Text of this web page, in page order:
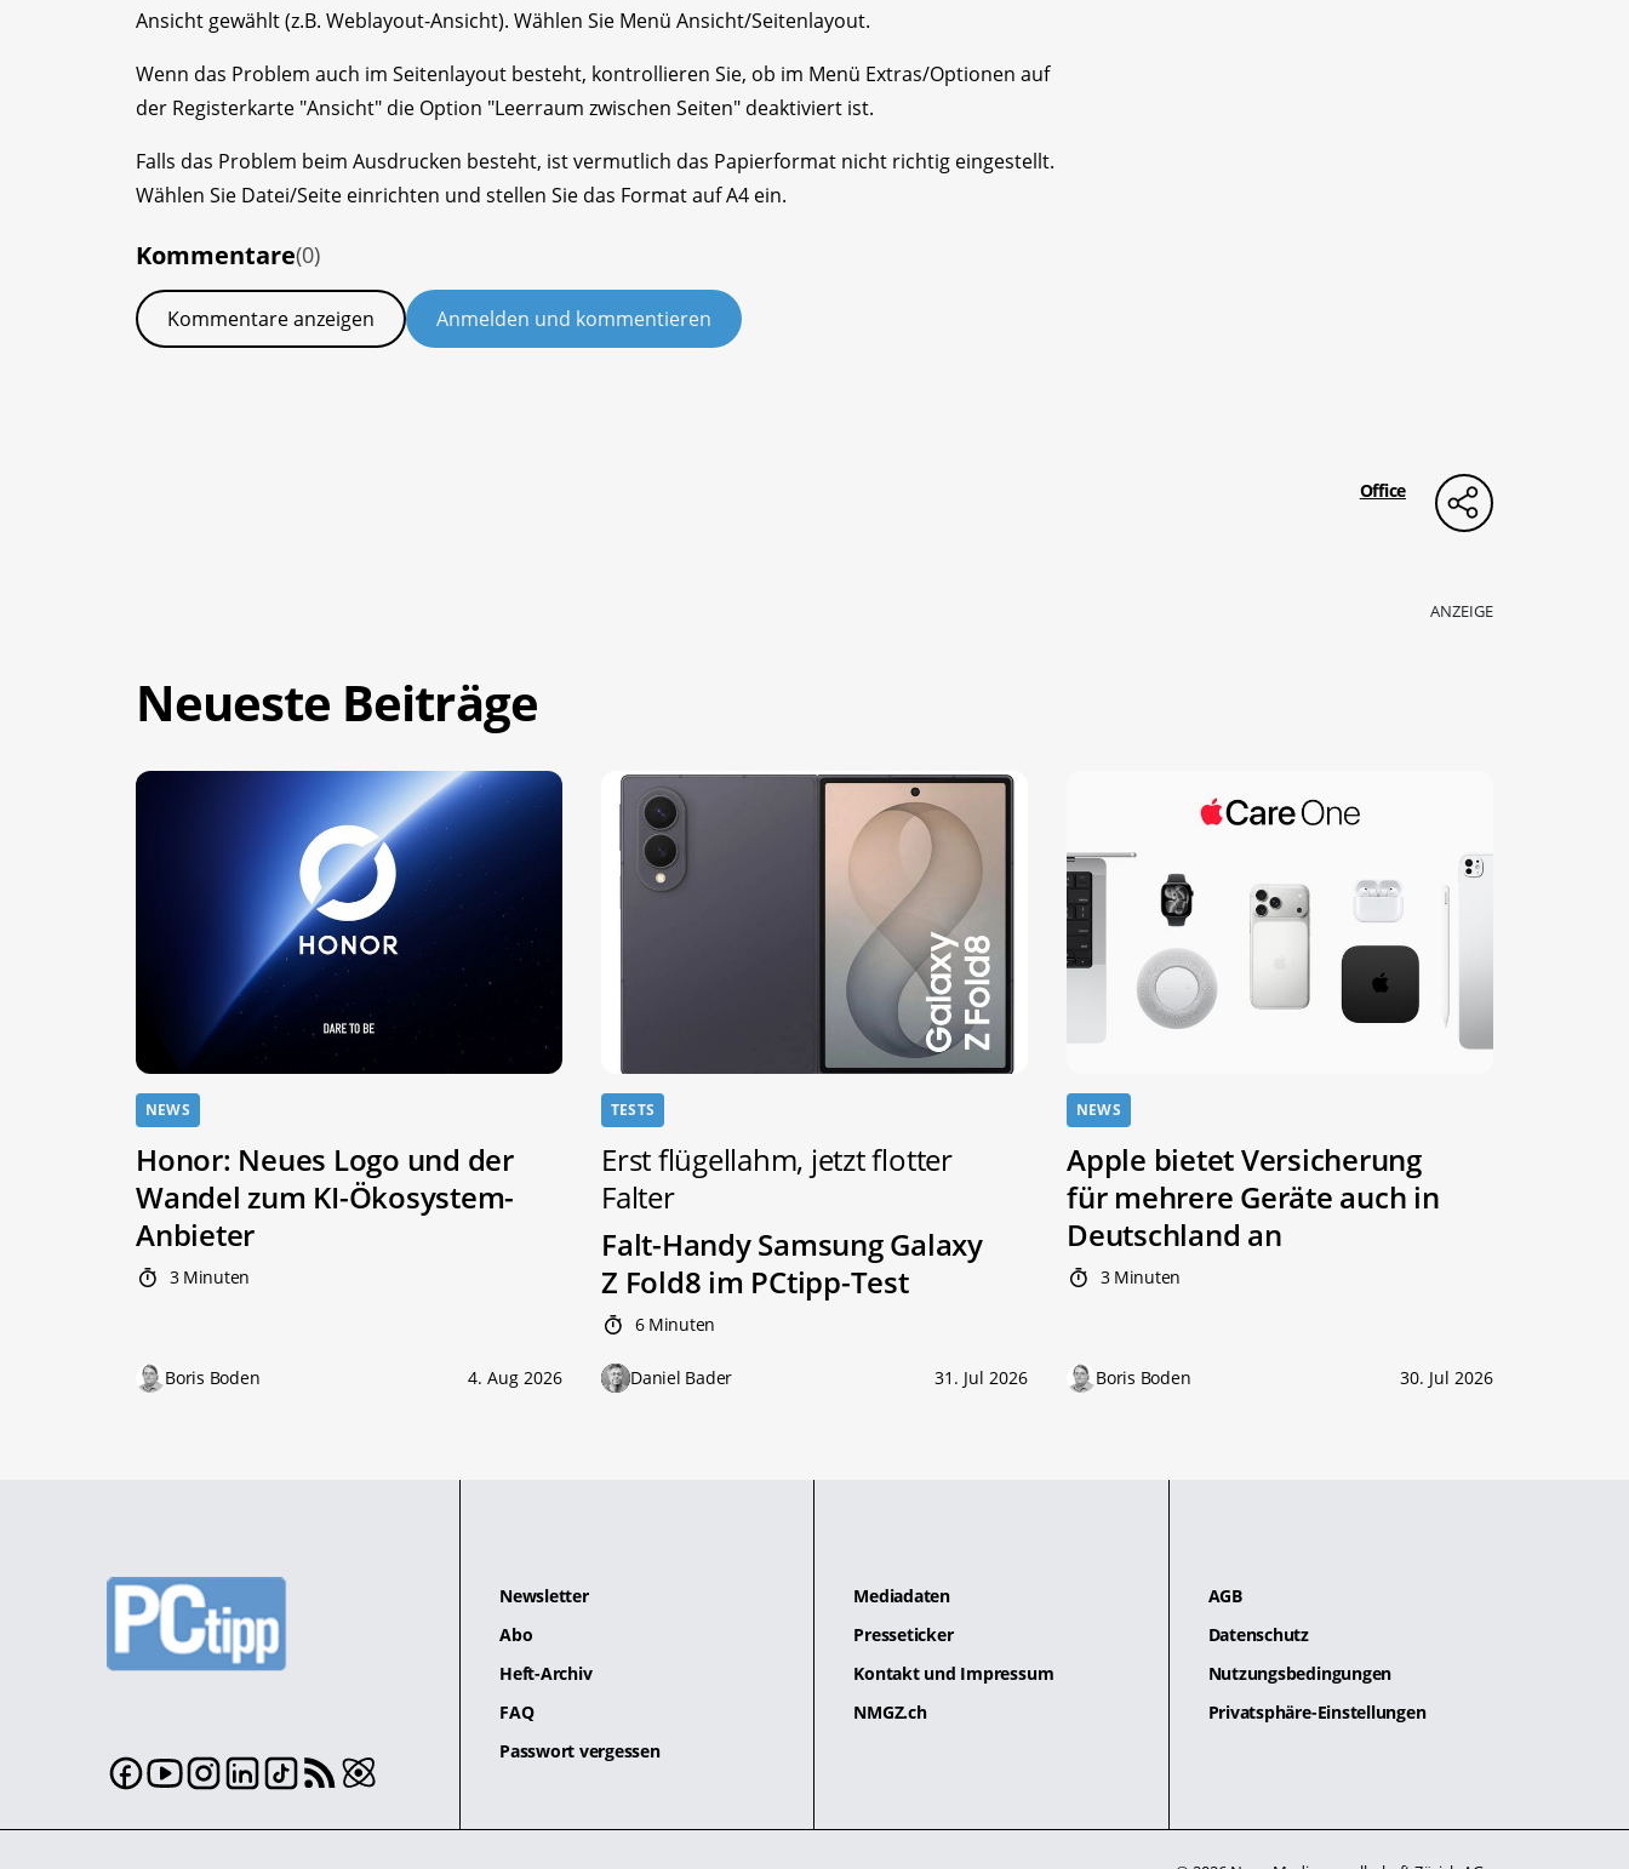
Ansicht gewählt (z.B. Weblayout-Ansicht). Wählen Sie Menü Ansicht/Seitenlayout.
Wenn das Problem auch im Seitenlayout besteht, kontrollieren Sie, ob im Menü Extras/Optionen auf
der Registerkarte "Ansicht" die Option "Leerraum zwischen Seiten" deaktiviert ist.
Falls das Problem beim Ausdrucken besteht, ist vermutlich das Papierformat nicht richtig eingestellt.
Wählen Sie Datei/Seite einrichten und stellen Sie das Format auf A4 ein.
Kommentare(0)
Kommentare anzeigen Anmelden und kommentieren
Office
ANZEIGE
Neueste Beiträge
NEWS
Honor: Neues Logo und der
Wandel zum KI-Ökosystem-
Anbieter
3 Minuten
Boris Boden 4. Aug 2026
TESTS
Erst flügellahm, jetzt flotter
Falter
Falt-Handy Samsung Galaxy
Z Fold8 im PCtipp-Test
6 Minuten
Daniel Bader 31. Jul 2026
NEWS
Apple bietet Versicherung
für mehrere Geräte auch in
Deutschland an
3 Minuten
Boris Boden 30. Jul 2026
Newsletter
Abo
Heft-Archiv
FAQ
Passwort vergessen
Mediadaten
Presseticker
Kontakt und Impressum
NMGZ.ch
AGB
Datenschutz
Nutzungsbedingungen
Privatsphäre-Einstellungen